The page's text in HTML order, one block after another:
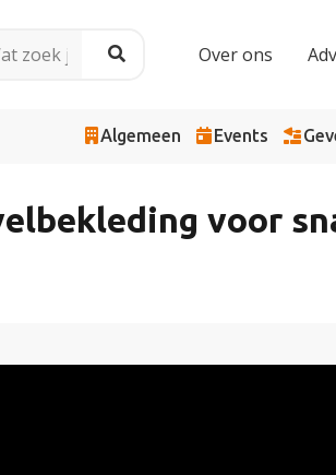
Over ons
Algemeen Events
voor